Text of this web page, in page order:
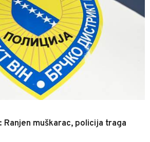
Ranjen muškarac, policija traga